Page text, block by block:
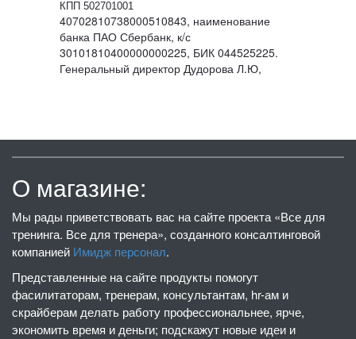
КПП 502701001
40702810738000510843, наименование
банка ПАО Сбербанк, к/с
30101810400000000225, БИК 044525225.
Генеральный директор Дудорова Л.Ю,
О магазине:
Мы рады приветствовать вас на сайте проекта «Все для
тренинга. Все для тренера», созданного консалтинговой
компанией Имидж персонал.
Представленные на сайте продукты помогут
фасилитаторам, тренерам, консультантам, hr-ам и
скрайберам делать работу профессиональнее, ярче,
экономить время и деньги; подскажут новые идеи и